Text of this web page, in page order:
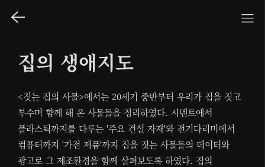
집의 생애지도
<짓는 집의 사물>에서는 20세기 중반부터 우리가 집을 짓고
부수며 함께 해 온 사물들을 정리하였다. 시멘트에서
플라스틱까지를 다루는 '주요 건설 자재'와 전기다리미에서
컴퓨터까지 '가전 제품'까지 집을 짓는 사물들의 데이터와
광고로 그 제조환경을 함께 살펴보도록 하였다. 집의